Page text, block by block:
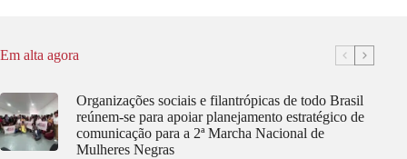
propósito
Em alta agora
Organizações sociais e filantrópicas de todo Brasil
reúnem-se para apoiar planejamento estratégico de
comunicação para a 2ª Marcha Nacional de
Mulheres Negras